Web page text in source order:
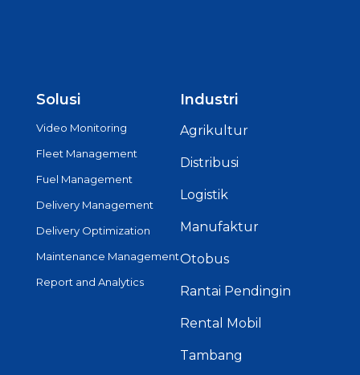
Solusi
Video Monitoring
Fleet Management
Fuel Management
Delivery Management
Delivery Optimization
Maintenance Management
Report and Analytics
Industri
Agrikultur
Distribusi
Logistik
Manufaktur
Otobus
Rantai Pendingin
Rental Mobil
Tambang